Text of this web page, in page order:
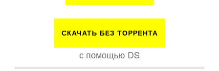
СКАЧАТЬ БЕЗ ТОРРЕНТА
с помощью DS